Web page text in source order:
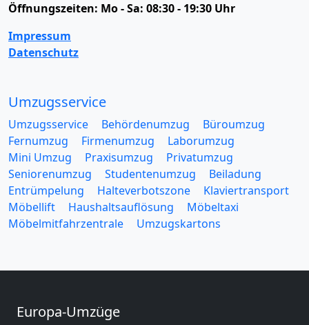
Öffnungszeiten: Mo - Sa: 08:30 - 19:30 Uhr
Impressum
Datenschutz
Umzugsservice
Umzugsservice Behördenumzug
Büroumzug
Fernumzug
Firmenumzug
Laborumzug
Mini Umzug
Praxisumzug
Privatumzug
Seniorenumzug
Studentenumzug
Beiladung
Entrümpelung
Halteverbotszone
Klaviertransport
Möbellift
Haushaltsauflösung
Möbeltaxi
Möbelmitfahrzentrale
Umzugskartons
Europa-Umzüge